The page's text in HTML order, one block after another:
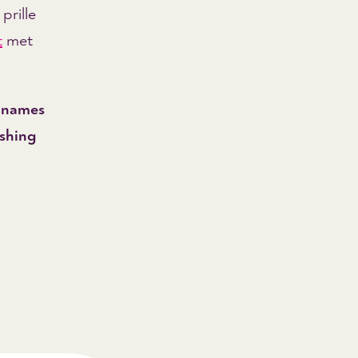
met